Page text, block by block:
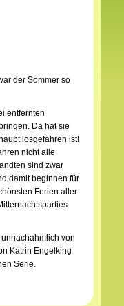
der Sommer so
entfernten
Da hat sie
losgefahren ist!
nicht alle
sind zwar
damit beginnen für
Ferien aller
von
Katrin Engelking
Serie.